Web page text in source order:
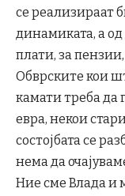
се реализираат
динамиката, а
плати, за
Обврските кои
камати треба да
евра, некои
состојбата се
нема да
Ние сме Влада и